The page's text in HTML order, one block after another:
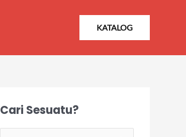
KATALOG
Cari Sesuatu?